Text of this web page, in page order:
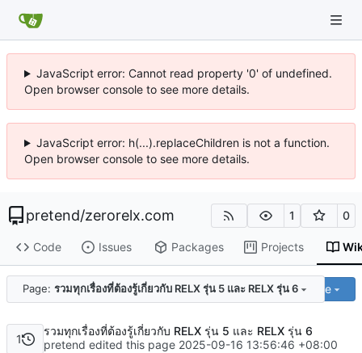
JavaScript error: Cannot read property '0' of undefined.
Open browser console to see more details.
JavaScript error: h(...).replaceChildren is not a function.
Open browser console to see more details.
pretend/zerorelx.com 1 0
Code Issues Packages Projects
Page: รวมทุกเรื่องที่ต้องรู้เกี่ยวกับ RELX รุ่น 5 และ RELX รุ่น 6 Code
1
รวมทุกเรื่องที่ต้องรู้เกี่ยวกับ RELX รุ่น 5 และ RELX รุ่น 6
pretend edited this page 2025-09-16 13:56:46 +08:00